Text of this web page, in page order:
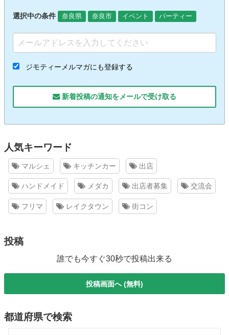
選択中の条件 奈良県 奈良市 イベント パーティー
ジモティーメルマガにも登録する
新着投稿の通知をメールで受け取る
人気キーワード
マルシェ キッチンカー 出店
ハンドメイド メダカ 出店者募集 交流会
フリマ レイクタウン 街コン
投稿
誰でも今すぐ30秒で投稿出来る
投稿画面へ (無料)
都道府県で検索